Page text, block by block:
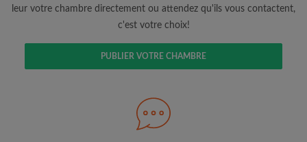
Je souhaite recevoir des offres exclusives et des mises à
leur votre chambre directement ou attendez qu'ils vous contactent,
c'est votre choix!
PUBLIER VOTRE CHAMBRE